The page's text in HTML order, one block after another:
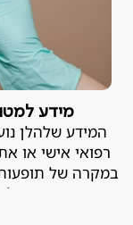
מידע
המידע שלהלן
רפואי אישי או
במקרה של